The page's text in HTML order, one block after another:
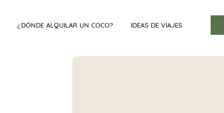
¿DÓNDE ALQUILAR UN COCO? IDEAS DE VIAJES